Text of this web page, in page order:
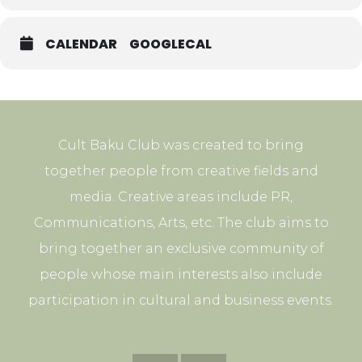
Bakou francophones.
случае отмены бронирования в последнюю минуту, мы
Регистрацияbakou.fr@gmail.com
CALENDAR GOOGLECAL
Cult Baku Club was created to bring
together people from creative fields and
media. Creative areas include PR,
Communications, Arts, etc. The club aims to
bring together an exclusive community of
people whose main interests also include
participation in cultural and business events.